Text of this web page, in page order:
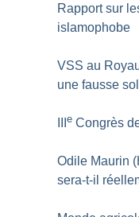
Rapport sur
islamophobe
VSS au
une fausse
IIIe Congrès
Odile Maurin
sera-t-il